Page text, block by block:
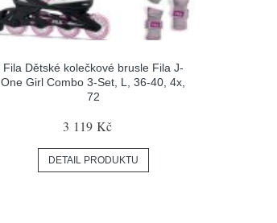
Fila Dětské kolečkové brusle Fila J-
One Girl Combo 3-Set, L, 36-40, 4x,
72
3 119 Kč
DETAIL PRODUKTU